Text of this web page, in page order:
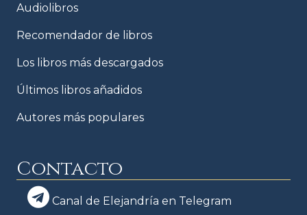
Audiolibros
Recomendador de libros
Los libros más descargados
Últimos libros añadidos
Autores más populares
Contacto
Canal de Elejandría en Telegram